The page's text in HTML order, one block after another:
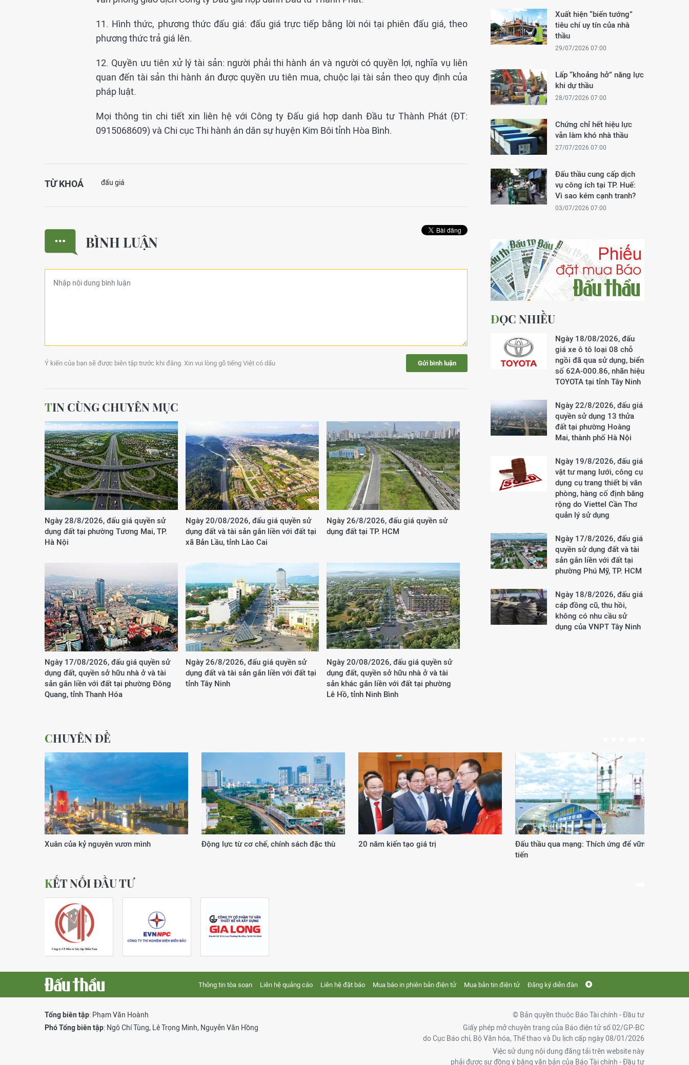
11. Hình thức, phương thức đấu giá: đấu giá trực tiếp bằng lời nói tại phiên đấu giá, theo
phương thức trả giá lên.
12. Quyền ưu tiên xử lý tài sản: người phải thi hành án và người có quyền lợi, nghĩa vụ liên
quan đến tài sản thi hành án được quyền ưu tiên mua, chuộc lại tài sản theo quy định của
pháp luật.
Mọi thông tin chi tiết xin liên hệ với Công ty Đấu giá hợp danh Đầu tư Thành Phát (ĐT:
0915068609) và Chi cục Thi hành án dân sự huyện Kim Bôi tỉnh Hòa Bình.
TỪ KHOÁ đấu giá
BÌNH LUẬN
Ý kiến của bạn sẽ được biên tập trước khi đăng. Xin vui lòng gõ tiếng Việt có dấu Gửi bình luận
TIN CÙNG CHUYÊN MỤC
Ngày 28/8/2026, đấu giá quyền sử
dụng đất tại phường Tương Mai, TP.
Hà Nội
Ngày 20/08/2026, đấu giá quyền sử
dụng đất và tài sản gắn liền với đất tại
xã Bản Lầu, tỉnh Lào Cai
Ngày 26/8/2026, đấu giá quyền sử
dụng đất tại TP. HCM
Ngày 17/08/2026, đấu giá quyền sử
dụng đất, quyền sở hữu nhà ở và tài
sản gắn liền với đất tại phường Đông
Quang, tỉnh Thanh Hóa
Ngày 26/8/2026, đấu giá quyền sử
dụng đất và tài sản gắn liền với đất tại
tỉnh Tây Ninh
Ngày 20/08/2026, đấu giá quyền sử
dụng đất, quyền sở hữu nhà ở và tài
sản khác gắn liền với đất tại phường
Lê Hồ, tỉnh Ninh Bình
Xuất hiện “biến tướng”
tiêu chí uy tín của nhà
thầu
29/07/2026 07:00
Lấp “khoảng hở” năng lực
khi dự thầu
28/07/2026 07:00
Chứng chỉ hết hiệu lực
vẫn làm khó nhà thầu
27/07/2026 07:00
Đấu thầu cung cấp dịch
vụ công ích tại TP. Huế:
Vì sao kém cạnh tranh?
03/07/2026 07:00
ĐỌC NHIỀU
Ngày 18/08/2026, đấu
giá xe ô tô loại 08 chỗ
ngồi đã qua sử dụng, biển
số 62A-000.86, nhãn hiệu
TOYOTA tại tỉnh Tây Ninh
Ngày 22/8/2026, đấu giá
quyền sử dụng 13 thửa
đất tại phường Hoàng
Mai, thành phố Hà Nội
Ngày 19/8/2026, đấu giá
vật tư mạng lưới, công cụ
dụng cụ trang thiết bị văn
phòng, hàng cố định băng
rộng do Viettel Cần Thơ
quản lý sử dụng
Ngày 17/8/2026, đấu giá
quyền sử dụng đất và tài
sản gắn liền với đất tại
phường Phú Mỹ, TP. HCM
Ngày 18/8/2026, đấu giá
cáp đồng cũ, thu hồi,
không có nhu cầu sử
dụng của VNPT Tây Ninh
CHUYÊN ĐỀ
Xuân của kỷ nguyên vươn mình Động lực từ cơ chế, chính sách đặc thù 20 năm kiến tạo giá trị
Đấu thầu qua mạng: Thích ứng để vững
tiến
KẾT NỐI ĐẦU TƯ
Thông tin tòa soạn Liên hệ quảng cáo Liên hệ đặt báo Mua báo in phiên bản điện tử Mua bản tin điện tử Đăng ký diễn đàn
Tổng biên tập: Phạm Văn Hoành
Phó Tổng biên tập: Ngô Chí Tùng, Lê Trọng Minh, Nguyễn Văn Hồng
© Bản quyền thuộc Báo Tài chính - Đầu tư
Giấy phép mở chuyên trang của Báo điện tử số 02/GP-BC
do Cục Báo chí, Bộ Văn hóa, Thể thao và Du lịch cấp ngày 08/01/2026
Việc sử dụng nội dung đăng tải trên website này
phải được sự đồng ý bằng văn bản của Báo Tài chính - Đầu tư